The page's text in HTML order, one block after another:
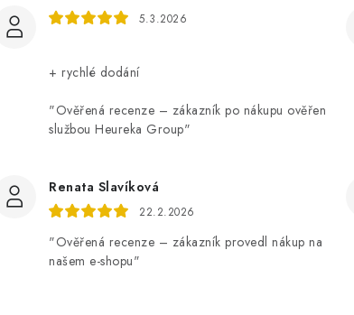
5.3.2026
+ rychlé dodání
"Ověřená recenze – zákazník po nákupu ověřen
službou Heureka Group"
Renata Slavíková
22.2.2026
"Ověřená recenze – zákazník provedl nákup na
našem e-shopu"